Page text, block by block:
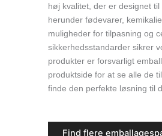
høj kvalitet, der er designet til
herunder fødevarer,
muligheder for tilpasning og
sikkerhedsstandarder sikrer
produkter er forsvarligt
produktside for at se alle de
finde den perfekte løsning til
Find flere